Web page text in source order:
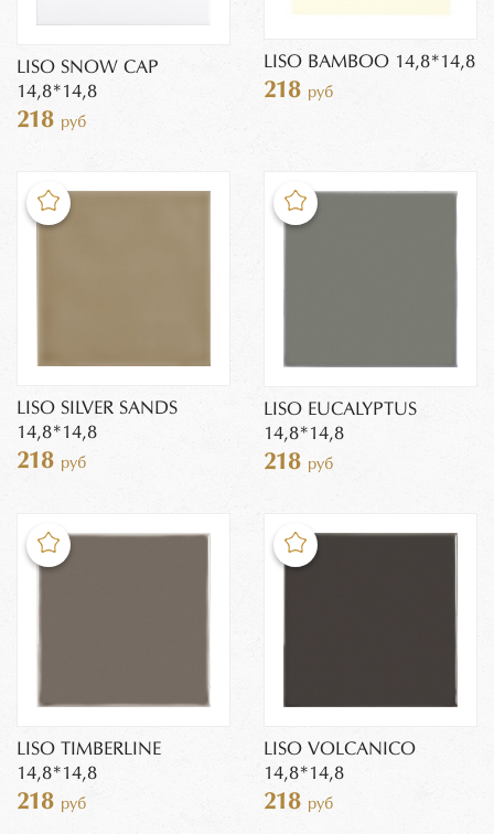
LISO SNOW CAP
14,8*14,8
218 руб
LISO BAMBOO 14,8*14,8
218 руб
LISO SILVER SANDS
14,8*14,8
218 руб
LISO EUCALYPTUS
14,8*14,8
218 руб
LISO TIMBERLINE
14,8*14,8
218 руб
LISO VOLCANICO
14,8*14,8
218 руб